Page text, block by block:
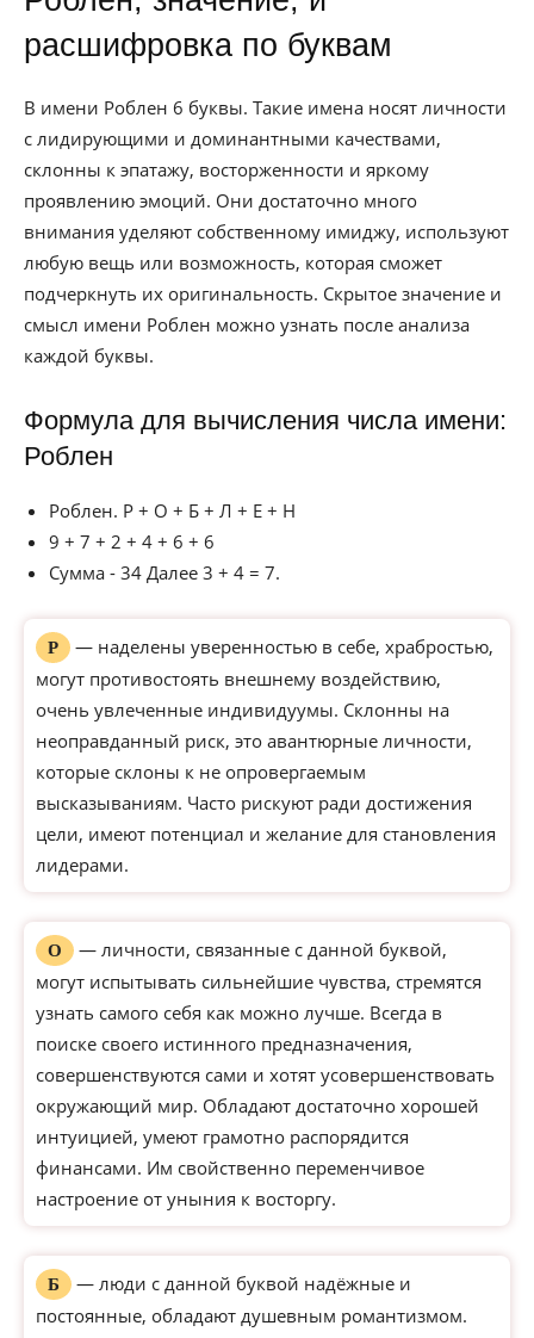
расшифровка по буквам
В имени Роблен 6 буквы. Такие имена носят личности
с лидирующими и доминантными качествами,
склонны к эпатажу, восторженности и яркому
проявлению эмоций. Они достаточно много
внимания уделяют собственному имиджу, используют
любую вещь или возможность, которая сможет
подчеркнуть их оригинальность. Скрытое значение и
смысл имени Роблен можно узнать после анализа
каждой буквы.
Формула для вычисления числа имени:
Роблен
Роблен. Р + О + Б + Л + Е + Н
9 + 7 + 2 + 4 + 6 + 6
Сумма - 34 Далее 3 + 4 = 7.
Р
— наделены уверенностью в себе, храбростью,
могут противостоять внешнему воздействию,
очень увлеченные индивидуумы. Склонны на
неоправданный риск, это авантюрные личности,
которые склоны к не опровергаемым
высказываниям. Часто рискуют ради достижения
цели, имеют потенциал и желание для становления
лидерами.
О
— личности, связанные с данной буквой,
могут испытывать сильнейшие чувства, стремятся
узнать самого себя как можно лучше. Всегда в
поиске своего истинного предназначения,
совершенствуются сами и хотят усовершенствовать
окружающий мир. Обладают достаточно хорошей
интуицией, умеют грамотно распорядится
финансами. Им свойственно переменчивое
настроение от уныния к восторгу.
Б
— люди с данной буквой надёжные и
постоянные, обладают душевным романтизмом.